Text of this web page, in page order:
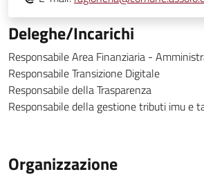
Deleghe/Incarichi
Responsabile Area Finanziaria -
Responsabile Transizione Digitale
Responsabile della Trasparenza
Responsabile della gestione tributi imu e
Organizzazione